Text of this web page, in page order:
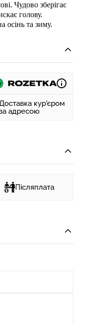
. Чудово зберігає
єголову.
осінь та зиму.
кур'єром
адресою
Післяплата